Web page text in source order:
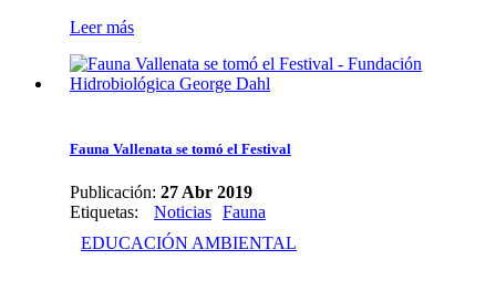
Leer más
Fauna Vallenata se tomó el Festival
Publicación: 27 Abr 2019
Etiquetas: Noticias Fauna
EDUCACIÓN AMBIENTAL